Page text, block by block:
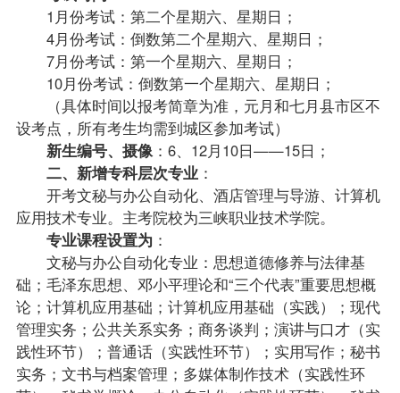
1月份考试：第二个星期六、星期日；
4月份考试：倒数第二个星期六、星期日；
7月份考试：第一个星期六、星期日；
10月份考试：倒数第一个星期六、星期日；
（具体时间以报考简章为准，元月和七月县市区不
设考点，所有考生均需到城区参加考试）
新生编号、摄像 ：6、12月10日——15日；
二、新增专科层次专业：
开考文秘与办公自动化、酒店管理与导游、计算机
应用技术专业。主考院校为三峡职业技术学院。
专业课程设置为 ：
文秘与办公自动化专业： 思想道德修养与法律基
础 ； 毛泽东思想、邓小平理论和“三个代表”重要思想概
论 ； 计算机应用基础 ；计算机应用基础（实践）；现代
管理实务；公共关系实务；商务谈判；演讲与口才（实
践性环节）；普通话（实践性环节）；实用写作；秘书
实务；文书与档案管理；多媒体制作技术（实践性环